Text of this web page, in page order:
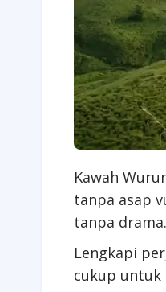
Kawah
tanpa asap
tanpa drama.
Lengkapi
cukup untuk